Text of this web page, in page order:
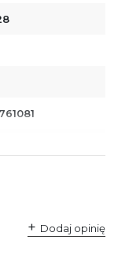
Dodaj opinię